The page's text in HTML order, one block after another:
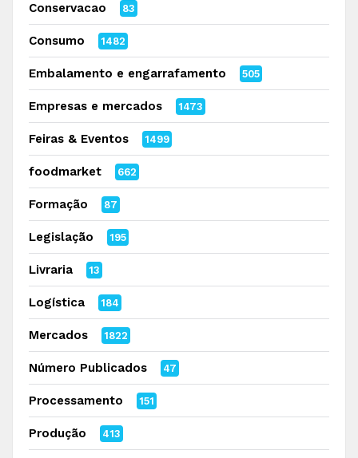
Conservacao 83
Consumo 1482
Embalamento e engarrafamento 505
Empresas e mercados 1473
Feiras & Eventos 1499
foodmarket 662
Formação 87
Legislação 195
Livraria 13
Logística 184
Mercados 1822
Número Publicados 47
Processamento 151
Produção 413